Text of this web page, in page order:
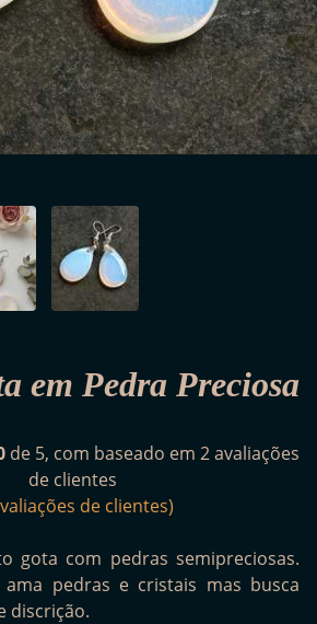
em Pedra Preciosa
de 5, com baseado em 2avaliações
de clientes
de clientes)
gota com pedras semipreciosas.
pedras e cristais mas busca
discrição.